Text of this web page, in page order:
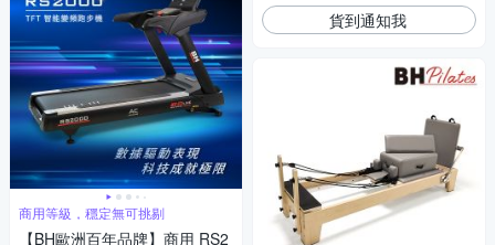
商用等級，穩定無可挑剔
【BH歐洲百年品牌】商用 RS2
貨到通知我